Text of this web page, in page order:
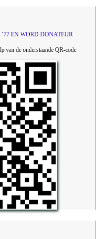
EN WORD DONATEUR
van de onderstaande QR-code